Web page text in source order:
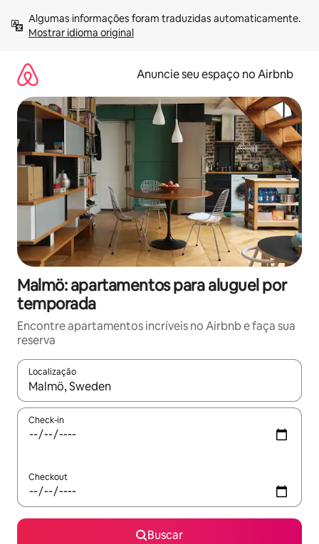
para
Mostrar idioma original
Anuncie seu espaço no Airbnb
Malmö: apartamentos para aluguel por
temporada
Encontre apartamentos incríveis no Airbnb e faça sua
reserva
Localização
Quando os resultados estiverem disponíveis, explore-os
Check-in
Checkout
Buscar